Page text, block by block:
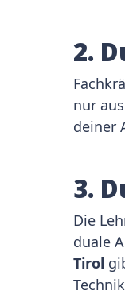
2.
nur
deiner
3.
Die
duale
Tirol